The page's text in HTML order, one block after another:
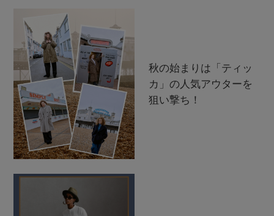
秋の始まりは「ティッ
カ」の人気アウターを
狙い撃ち！